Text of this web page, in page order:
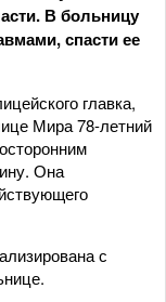
В больницу
спасти ее
главка,
Мира 78-летний
Она
с